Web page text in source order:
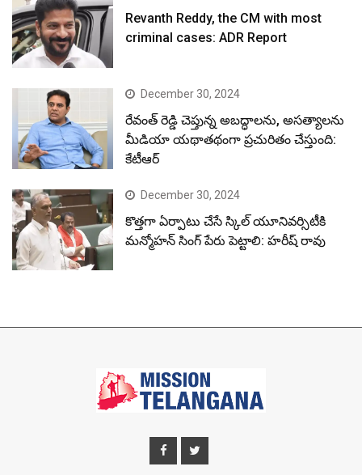
Revanth Reddy, the CM with most
criminal cases: ADR Report
December 30, 2024
రేవంత్ రెడ్డి చెప్తున్న అబద్ధాలను, అసత్యాలను
మీడియా యథాతథంగా ప్రచురితం చేస్తుంది:
కేటీఆర్
December 30, 2024
కొత్తగా ఏర్పాటు చేసే స్కిల్ యూనివర్సిటీకి
మన్మోహన్ సింగ్ పేరు పెట్టాలి: హరీష్ రావు